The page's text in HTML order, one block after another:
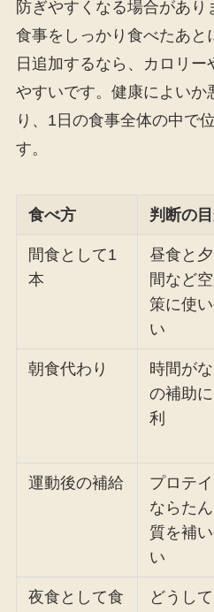
防ぎやすくなる場合があ
食事をしっかり食べたあと
日追加するなら、カロリー
やすいです。健康によいか
り、1日の食事全体の中で
す。
食べ方 判断の
間食として1
本
昼食と
間など
策に使
い
朝食代わり
時間が
の補助
利
運動後の補給
プロテ
ならたん
質を補
い
夜食として食
どうし